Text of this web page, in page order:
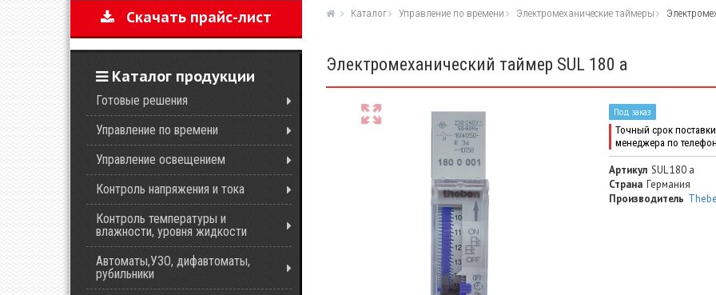
Скачать прайс-лист
Каталог продукции
Готовые решения
Управление по времени
Управление освещением
Контроль напряжения и тока
Контроль температуры и
влажности, уровня жидкости
Автоматы,УЗО, дифавтоматы,
рубильники
Каталог Управление по времени Электромеханические таймеры
Электромеханический таймер SUL 180 a
Под заказ
Точный срок поставки
менеджера по
Артикул SUL 180 a
Страна Германия
Производитель